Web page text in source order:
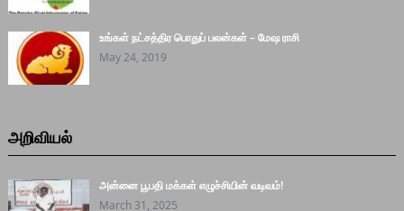
உங்கள் நட்சத்திர பொதுப் பலன்கள் – மேஷ ராசி
May 24, 2019
அறிவியல்
அன்னை பூபதி மக்கள் எழுச்சியின் வடிவம்!
March 31, 2025